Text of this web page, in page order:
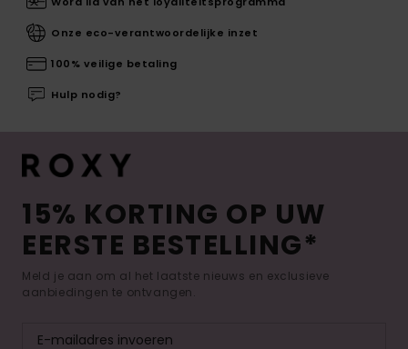
Onze eco-verantwoordelijke inzet
100% veilige betaling
Hulp nodig?
15% KORTING OP UW
EERSTE BESTELLING*
Meld je aan om al het laatste nieuws en exclusieve
aanbiedingen te ontvangen.